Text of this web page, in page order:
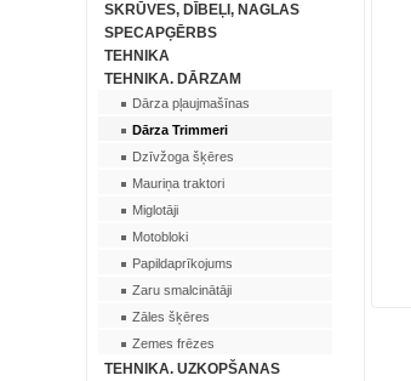
SKRŪVES, DĪBEĻI, NAGLAS
SPECAPĢĒRBS
TEHNIKA
TEHNIKA. DĀRZAM
Dārza pļaujmašīnas
Dārza Trimmeri
Dzīvžoga šķēres
Mauriņa traktori
Miglotāji
Motobloki
Papildaprīkojums
Zaru smalcinātāji
Zāles šķēres
Zemes frēzes
TEHNIKA. UZKOPŠANAS